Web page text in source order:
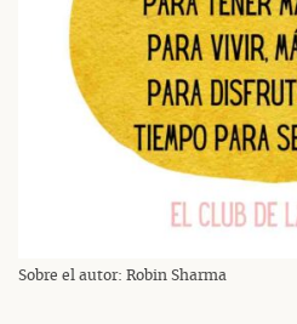
Sobre el autor: Robin Sharma